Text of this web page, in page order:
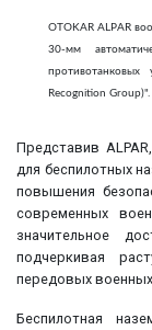
OTOKAR ALPAR
30-мм
Recognition Group)".
Представив
для беспилотных
повышения
современных
значительное
подчеркивая
передовых военных
Беспилотная